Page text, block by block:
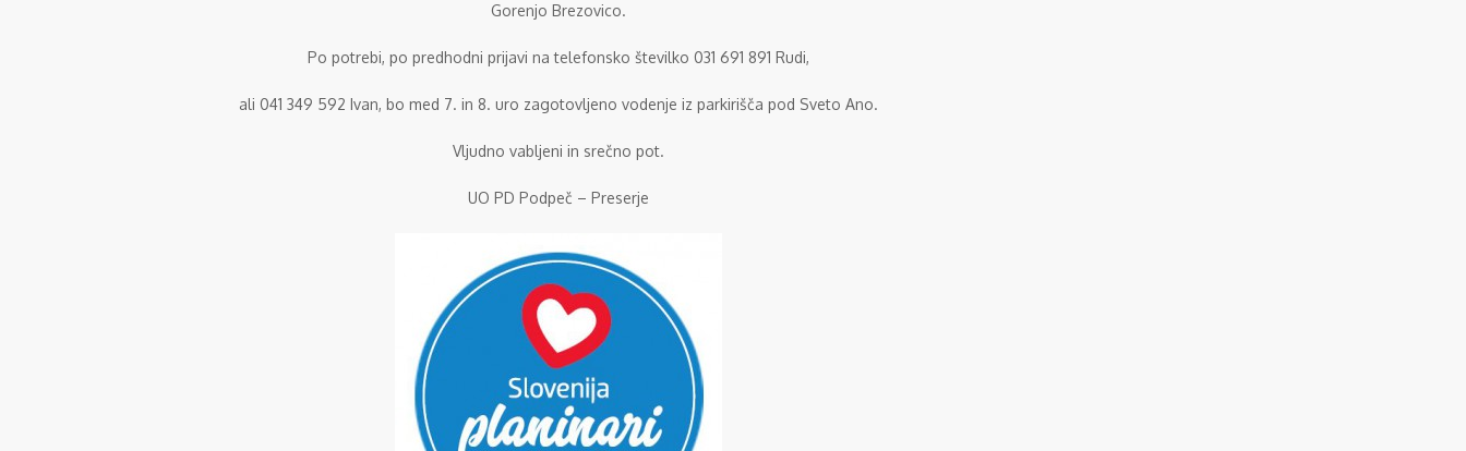
Gorenjo Brezovico.
Po potrebi, po predhodni prijavi na telefonsko številko 031 691 891 Rudi,
ali 041 349 592 Ivan, bo med 7. in 8. uro zagotovljeno vodenje iz parkirišča pod Sveto Ano.
Vljudno vabljeni in srečno pot.
UO PD Podpeč – Preserje